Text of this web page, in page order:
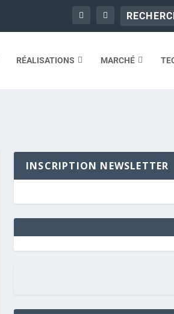
RÉALISATIONS MARCHÉ
INSCRIPTION NEWSLETTER